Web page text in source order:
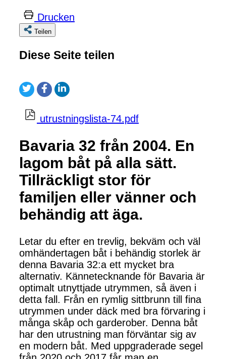
Drucken
Teilen
Diese Seite teilen
utrustningslista-74.pdf
Bavaria 32 från 2004. En
lagom båt på alla sätt.
Tillräckligt stor för
familjen eller vänner och
behändig att äga.
Letar du efter en trevlig, bekväm och väl
omhändertagen båt i behändig storlek är
denna Bavaria 32:a ett mycket bra
alternativ. Kännetecknande för Bavaria är
optimalt utnyttjade utrymmen, så även i
detta fall. Från en rymlig sittbrunn till fina
utrymmen under däck med bra förvaring i
många skåp och garderober. Denna båt
har den utrustning man förväntar sig av
en modern båt. Med uppgraderade segel